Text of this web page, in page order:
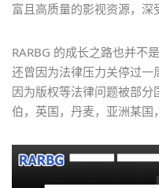
富且高质量的影视资源，深
RARBG 的成长之路也并不
还曾因为法律压力关停过一
因为版权等法律问题被部
伯，英国，丹麦，亚洲某国